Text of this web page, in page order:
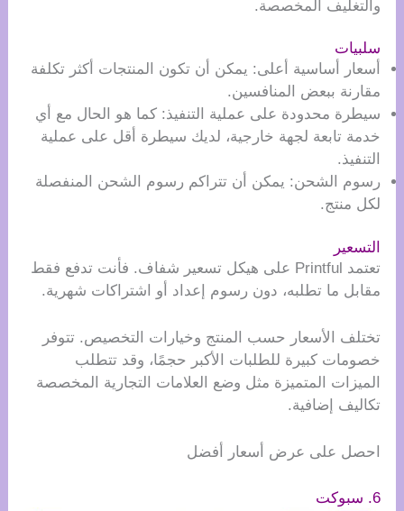
والتغليف المخصصة.
سلبيات
أسعار أساسية أعلى: يمكن أن تكون المنتجات أكثر تكلفة
مقارنة ببعض المنافسين.
سيطرة محدودة على عملية التنفيذ: كما هو الحال مع أي
خدمة تابعة لجهة خارجية، لديك سيطرة أقل على عملية
التنفيذ.
رسوم الشحن: يمكن أن تتراكم رسوم الشحن المنفصلة
لكل منتج.
التسعير
تعتمد Printful على هيكل تسعير شفاف. فأنت تدفع فقط
مقابل ما تطلبه، دون رسوم إعداد أو اشتراكات شهرية.
تختلف الأسعار حسب المنتج وخيارات التخصيص. تتوفر
خصومات كبيرة للطلبات الأكبر حجمًا، وقد تتطلب
الميزات المتميزة مثل وضع العلامات التجارية المخصصة
تكاليف إضافية.
احصل على عرض أسعار أفضل
6. سبوكت